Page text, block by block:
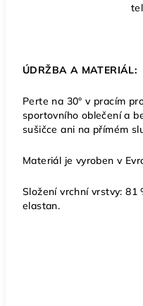
ÚDRŽBA A MATERIÁL:
Perte na 30° v pracím
sportovního oblečení a
sušičce ani na přímém
Materiál je vyroben v
Složení vrchní vrstvy: 81
elastan.